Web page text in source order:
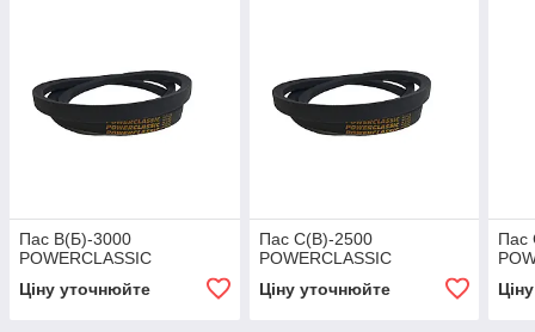
Пас В(Б)-3000
POWERCLASSIC
Ціну уточнюйте
Пас С(В)-2500
POWERCLASSIC
Ціну уточнюйте
Пас